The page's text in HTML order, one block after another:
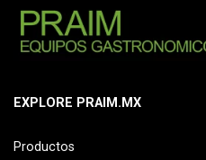
EXPLORE PRAIM.MX
Productos